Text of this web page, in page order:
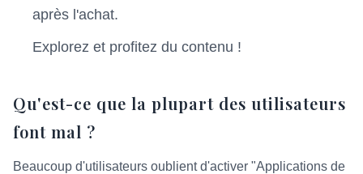
après l'achat.
Explorez et profitez du contenu !
Qu'est-ce que la plupart des utilisateurs
font mal ?
Beaucoup d'utilisateurs oublient d'activer "Applications de